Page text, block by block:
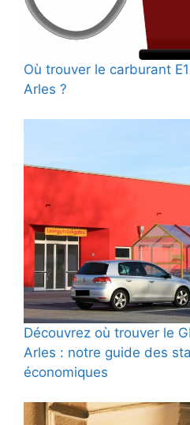
Où trouver le carburant
Arles ?
Découvrez où trouver le
Arles : notre guide des
économiques